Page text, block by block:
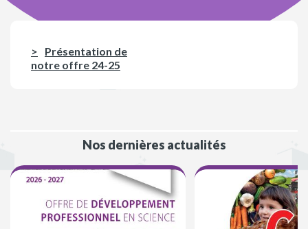
Présentation de
notre offre 24-25
Nos dernières actualités